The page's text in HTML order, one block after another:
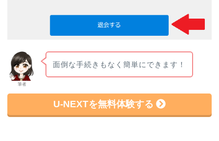
筆者
面倒な手続きもなく簡単にできます！
U-NEXTを無料体験する